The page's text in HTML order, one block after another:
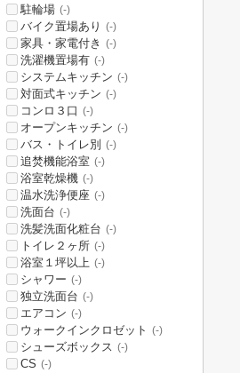
駐輪場 (-)
バイク置場あり (-)
家具・家電付き (-)
洗濯機置場有 (-)
システムキッチン (-)
対面式キッチン (-)
コンロ３口 (-)
オープンキッチン (-)
バス・トイレ別 (-)
追焚機能浴室 (-)
浴室乾燥機 (-)
温水洗浄便座 (-)
洗面台 (-)
洗髪洗面化粧台 (-)
トイレ２ヶ所 (-)
浴室１坪以上 (-)
シャワー (-)
独立洗面台 (-)
エアコン (-)
ウォークインクロゼット (-)
シューズボックス (-)
CS (-)